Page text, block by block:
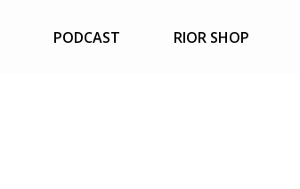
PODCAST RIOR SHOP